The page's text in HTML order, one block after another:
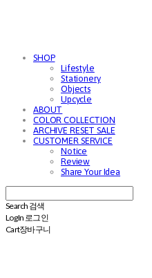
SHOP
Lifestyle
Stationery
Objects
Upcycle
ABOUT
COLOR COLLECTION
ARCHIVE RESET SALE
CUSTOMER SERVICE
Notice
Review
Share Your Idea
Search 검색
Log In 로그인
Cart장바구니